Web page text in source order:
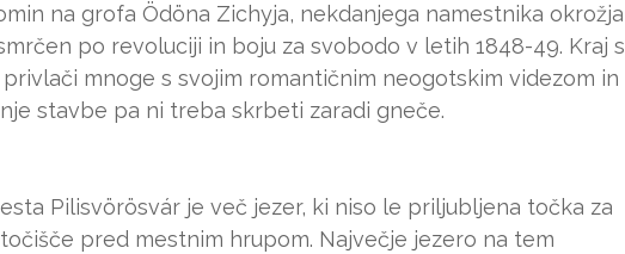
na grofa Ödöna Zichyja, nekdanjega namestnika okrožja
po revoluciji in boju za svobodo v letih 1848-49. Kraj s
mnoge s svojim romantičnim neogotskim videzom in
stavbe pa ni treba skrbeti zaradi gneče.
Pilisvörösvár je več jezer, ki niso le priljubljena točka za
pred mestnim hrupom. Največje jezero na tem